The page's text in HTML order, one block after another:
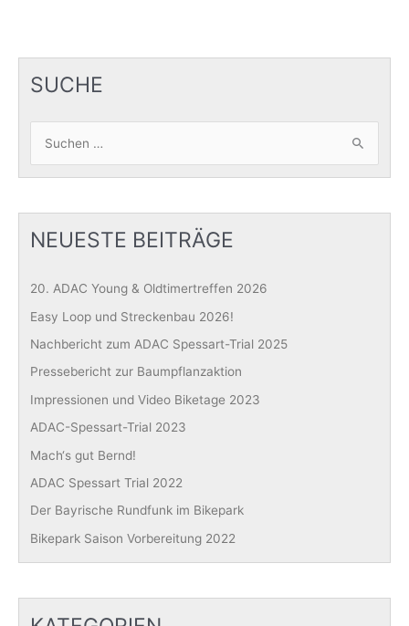
SUCHE
c
e
n
:
NEUESTE BEITRÄGE
20. ADAC Young & Oldtimertreffen 2026
Easy Loop und Streckenbau 2026!
Nachbericht zum ADAC Spessart-Trial 2025
Pressebericht zur Baumpflanzaktion
Impressionen und Video Biketage 2023
ADAC-Spessart-Trial 2023
Mach‘s gut Bernd!
ADAC Spessart Trial 2022
Der Bayrische Rundfunk im Bikepark
Bikepark Saison Vorbereitung 2022